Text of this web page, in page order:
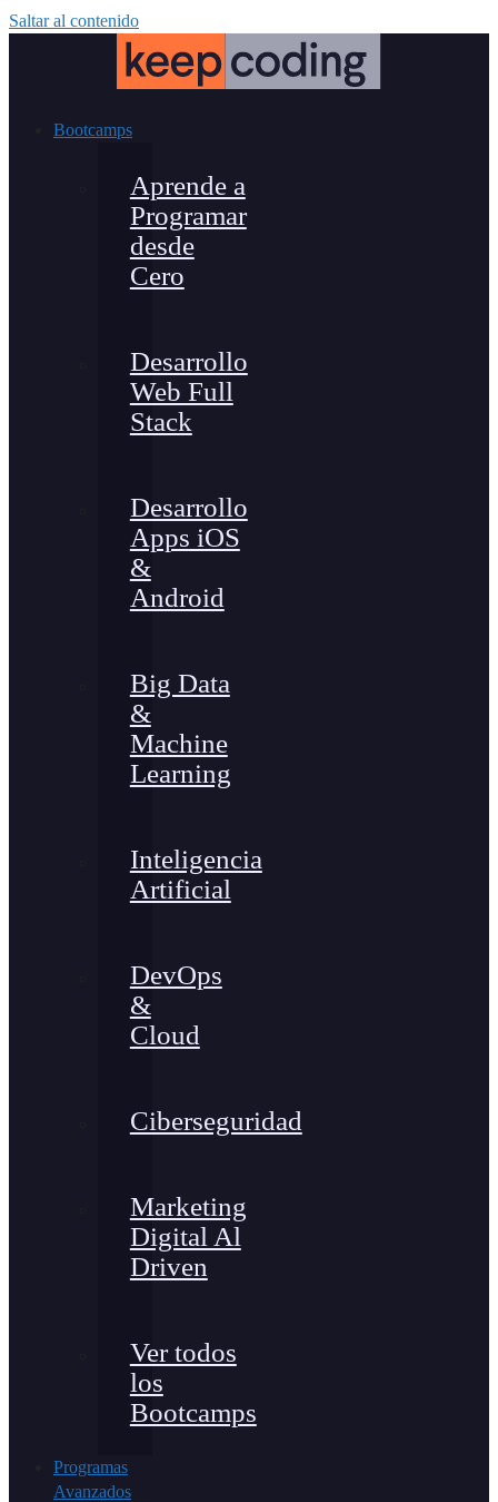
Saltar al contenido
Bootcamps
Aprende a
Programar
desde
Cero
Desarrollo
Web Full
Stack
Desarrollo
Apps iOS
&
Android
Big Data
&
Machine
Learning
Inteligencia
Artificial
DevOps
&
Cloud
Ciberseguridad
Marketing
Digital Al
Driven
Ver todos
los
Bootcamps
Programas
Avanzados